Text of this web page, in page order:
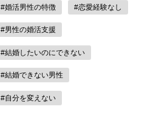
#婚活男性の特徴 #恋愛経験なし
#男性の婚活支援
#結婚したいのにできない
#結婚できない男性
#自分を変えない